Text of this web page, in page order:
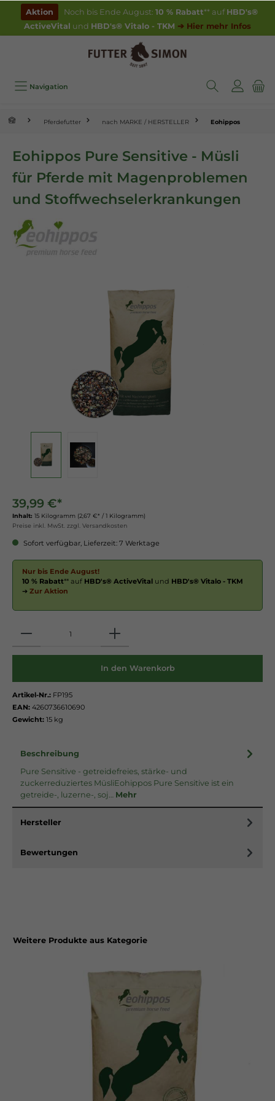
springen
Aktion Noch bis Ende August: 10 % Rabatt** auf HBD's®
ActiveVital und HBD's® Vitalo - TKM ➔ Hier mehr Infos
Navigation
Pferdefutter nach MARKE / HERSTELLER Eohippos
Eohippos Pure Sensitive - Müsli
für Pferde mit Magenproblemen
und Stoffwechselerkrankungen
39,99 €*
Inhalt: 15 Kilogramm (2,67 €* / 1 Kilogramm)
Preise inkl. MwSt. zzgl. Versandkosten
Sofort verfügbar, Lieferzeit: 7 Werktage
Nur bis Ende August!
10 % Rabatt** auf HBD's® ActiveVital und HBD's® Vitalo - TKM
➔ Zur Aktion
In den Warenkorb
Artikel-Nr.: FP195
EAN: 4260736610690
Gewicht: 15 kg
Beschreibung
Pure Sensitive - getreidefreies, stärke- und
zuckerreduziertes MüsliEohippos Pure Sensitive ist ein
getreide-, luzerne-, soj… Mehr
Hersteller
Bewertungen
Weitere Produkte aus Kategorie